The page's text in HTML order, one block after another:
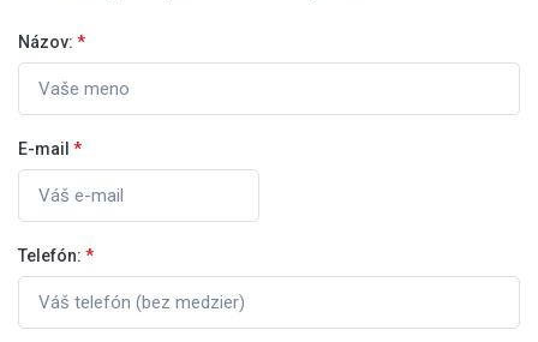
Názov: *
E-mail *
Telefón: *